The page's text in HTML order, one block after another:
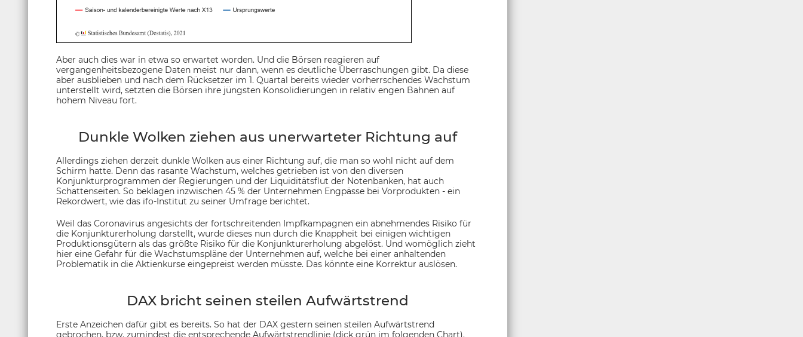
Aber auch dies war in etwa so erwartet worden. Und die Börsen reagieren auf
vergangenheitsbezogene Daten meist nur dann, wenn es deutliche Überraschungen gibt. Da diese
aber ausblieben und nach dem Rücksetzer im 1. Quartal bereits wieder vorherrschendes Wachstum
unterstellt wird, setzten die Börsen ihre jüngsten Konsolidierungen in relativ engen Bahnen auf
hohem Niveau fort.
Dunkle Wolken ziehen aus unerwarteter Richtung auf
Allerdings ziehen derzeit dunkle Wolken aus einer Richtung auf, die man so wohl nicht auf dem
Schirm hatte. Denn das rasante Wachstum, welches getrieben ist von den diversen
Konjunkturprogrammen der Regierungen und der Liquiditätsflut der Notenbanken, hat auch
Schattenseiten. So beklagen inzwischen 45 % der Unternehmen Engpässe bei Vorprodukten - ein
Rekordwert, wie das ifo-Institut zu seiner Umfrage berichtet.
Weil das Coronavirus angesichts der fortschreitenden Impfkampagnen ein abnehmendes Risiko für
die Konjunkturerholung darstellt, wurde dieses nun durch die Knappheit bei einigen wichtigen
Produktionsgütern als das größte Risiko für die Konjunkturerholung abgelöst. Und womöglich zieht
hier eine Gefahr für die Wachstumspläne der Unternehmen auf, welche bei einer anhaltenden
Problematik in die Aktienkurse eingepreist werden müsste. Das könnte eine Korrektur auslösen.
DAX bricht seinen steilen Aufwärtstrend
Erste Anzeichen dafür gibt es bereits. So hat der DAX gestern seinen steilen Aufwärtstrend
gebrochen, bzw. zumindest die entsprechende Aufwärtstrendlinie (dick grün im folgenden Chart).